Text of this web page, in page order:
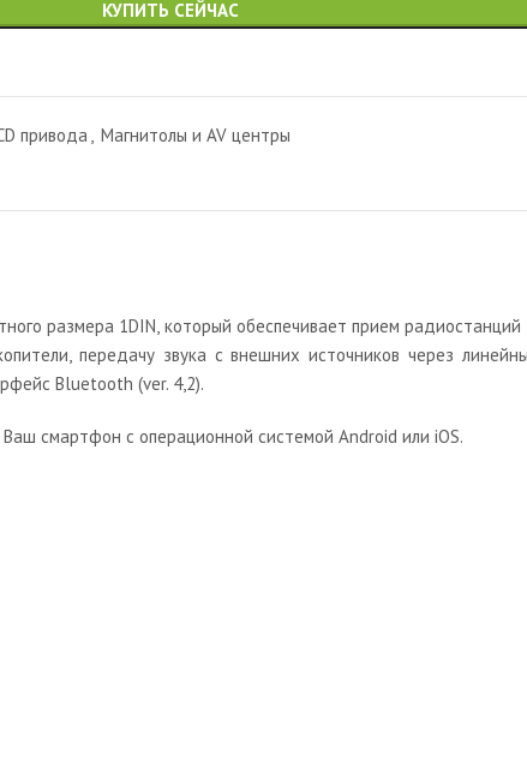
КУПИТЬ СЕЙЧАС
привода , Магнитолы и AV центры
размера 1DIN, который обеспечивает прием радиостанций
передачу звука с внешних источников через
Bluetooth (ver. 4,2).
смартфон с операционной системой Android или iOS.